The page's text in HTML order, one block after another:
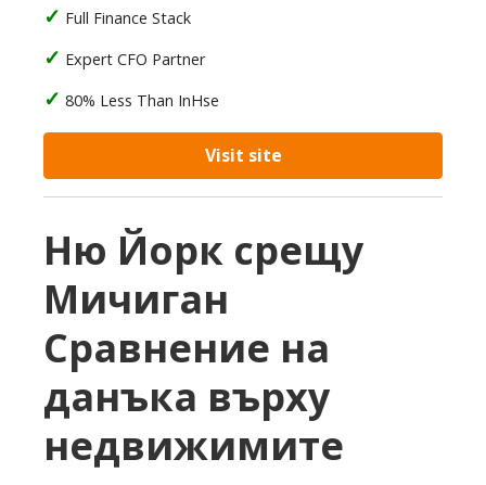
Full Finance Stack
Expert CFO Partner
80% Less Than InHse
Visit site
Ню Йорк срещу
Мичиган
Сравнение на
данъка върху
недвижимите